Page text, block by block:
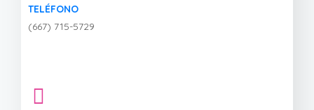
TELÉFONO
(667) 715-5729